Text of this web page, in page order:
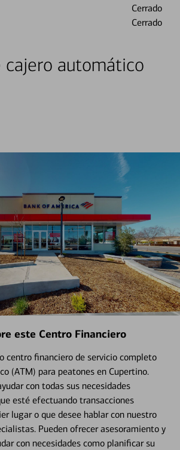
Cerrado
Cerrado
cajero automático
este Centro Financiero
centro financiero de servicio completo
(ATM) para peatones en Cupertino.
con todas sus necesidades
esté efectuando transacciones
lugar o que desee hablar con nuestro
Pueden ofrecer asesoramiento y
con necesidades como planificar su